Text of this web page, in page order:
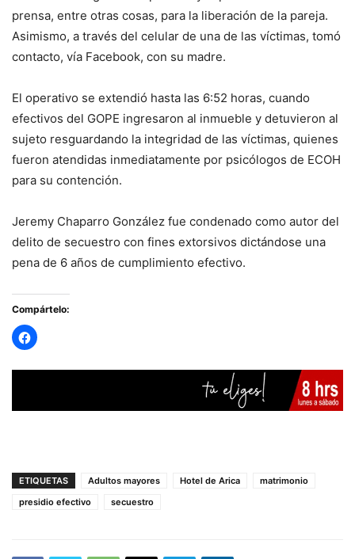
prensa, entre otras cosas, para la liberación de la pareja.
Asimismo, a través del celular de una de las víctimas, tomó
contacto, vía Facebook, con su madre.
El operativo se extendió hasta las 6:52 horas, cuando
efectivos del GOPE ingresaron al inmueble y detuvieron al
sujeto resguardando la integridad de las víctimas, quienes
fueron atendidas inmediatamente por psicólogos de ECOH
para su contención.
Jeremy Chaparro González fue condenado como autor del
delito de secuestro con fines extorsivos dictándose una
pena de 6 años de cumplimiento efectivo.
Compártelo:
ETIQUETAS Adultos mayores Hotel de Arica
matrimonio
presidio efectivo
secuestro